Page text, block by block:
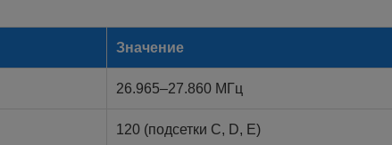
Значение
26.965–27.860 МГц
120 (подсетки C, D, E)